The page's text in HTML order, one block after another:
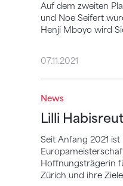
Auf dem zweiten
und Noe Seifert
Henji Mboyo wird
07.11.2021
News
Lilli
Seit Anfang 2021
Hoffnungsträgerin
Zürich und ihre
Lilli